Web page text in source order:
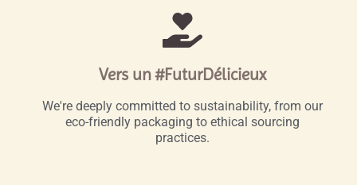
Vers un #FuturDélicieux
We're deeply committed to sustainability, from our
eco-friendly packaging to ethical sourcing
practices.